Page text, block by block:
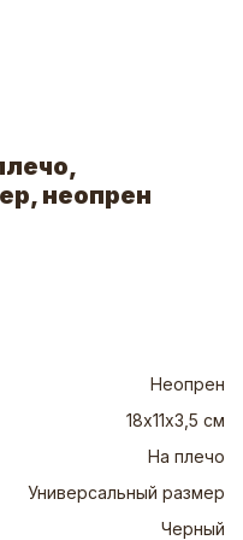
неопрен
Неопрен
18х11х3,5 см
На плечо
Универсальный размер
Черный